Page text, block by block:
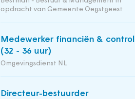
opdracht van Gemeente Oegstgeest
Medewerker financiën & control
(32 - 36 uur)
Omgevingsdienst NL
Directeur-bestuurder